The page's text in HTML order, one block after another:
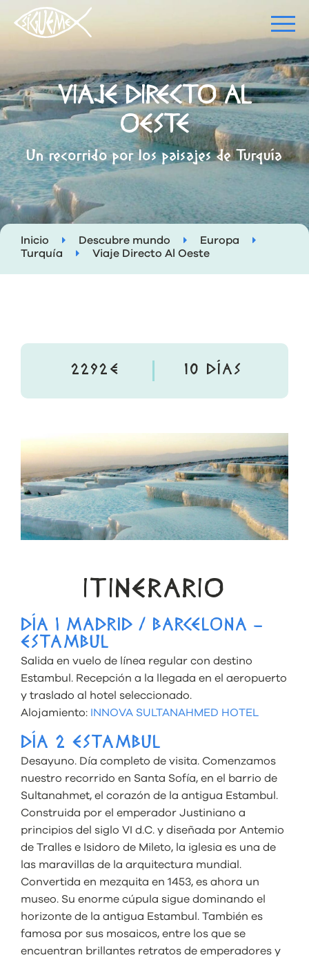
VIAJE DIRECTO AL
OESTE
Un recorrido por los paisajes de Turquía
Inicio Descubre mundo
Europa
Turquía
Viaje Directo Al Oeste
2292€ 10 DÍAS
ITINERARIO
DÍA 1 MADRID / BARCELONA –
ESTAMBUL
Salida en vuelo de línea regular con destino
Estambul. Recepción a la llegada en el aeropuerto
y traslado al hotel seleccionado.
Alojamiento: INNOVA SULTANAHMED HOTEL
DÍA 2 ESTAMBUL
Desayuno. Día completo de visita. Comenzamos
nuestro recorrido en Santa Sofía, en el barrio de
Sultanahmet, el corazón de la antigua Estambul.
Construida por el emperador Justiniano a
principios del siglo VI d.C. y diseñada por Antemio
de Tralles e Isidoro de Mileto, la iglesia es una de
las maravillas de la arquitectura mundial.
Convertida en mezquita en 1453, es ahora un
museo. Su enorme cúpula sigue dominando el
horizonte de la antigua Estambul. También es
famosa por sus mosaicos, entre los que se
encuentran brillantes retratos de emperadores y